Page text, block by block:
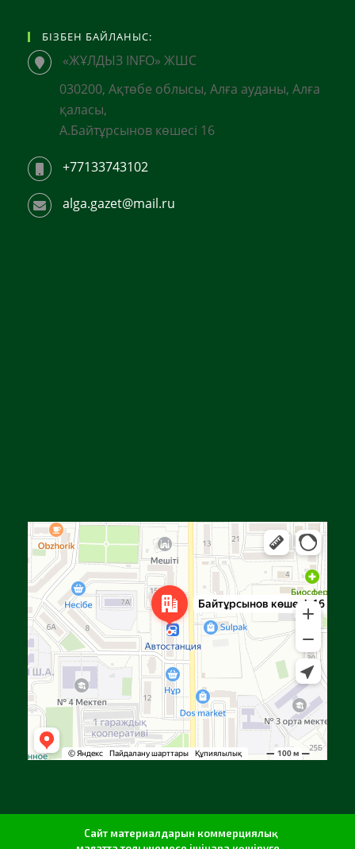
БІЗБЕН БАЙЛАНЫС:
«ЖҰЛДЫЗ INFO» ЖШС
030200, Ақтөбе облысы, Алға ауданы, Алға
қаласы,
А.Байтұрсынов көшесі 16
+77133743102
alga.gazet@mail.ru
Яндекс Карталар — көлік, навигация, орындарды іздеу
Сайт материалдарын коммерциялық